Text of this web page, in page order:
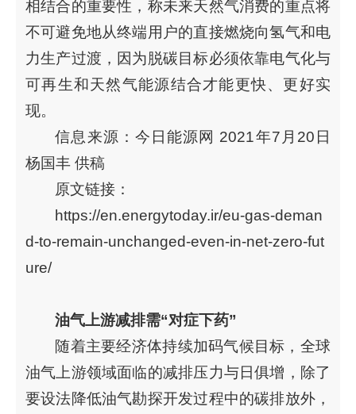
相结合的重要性，称未来天然气消费的重点将
不可避免地从终端用户的直接燃烧向氢气和电
力生产过渡，因为脱碳目标必须依靠电气化与
可再生和天然气能源结合才能更快、更好实
现。
信息来源：今日能源网 2021年7月20日
杨国丰 供稿
原文链接：
https://en.energytoday.ir/eu-gas-deman
d-to-remain-unchanged-even-in-net-zero-fut
ure/
油气上游减排需“对症下药”
随着主要经济体持续加码气候目标，全球
油气上游领域面临的减排压力与日俱增，除了
要设法降低油气勘探开发过程中的碳排放外，